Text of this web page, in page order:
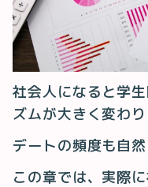
社会人になると学
ズムが大きく変わり
デートの頻度も自
この章では、実際